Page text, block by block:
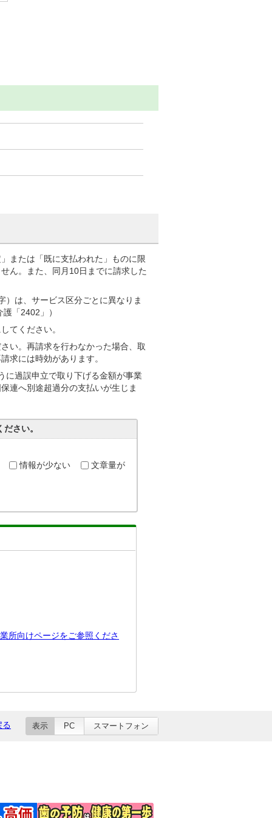
または「既に支払われた」ものに限
ん。また、同月10日までに請求した
）は、サービス区分ごとに異なりま
「2402」）
てください。
い。再請求を行わなかった場合、取
求には時効があります。
に過誤申立で取り下げる金額が事業
連へ別途超過分の支払いが生じま
さい。
情報が少ない 文章量が
所向けページをご参照くださ
る 表示 PC スマートフォン